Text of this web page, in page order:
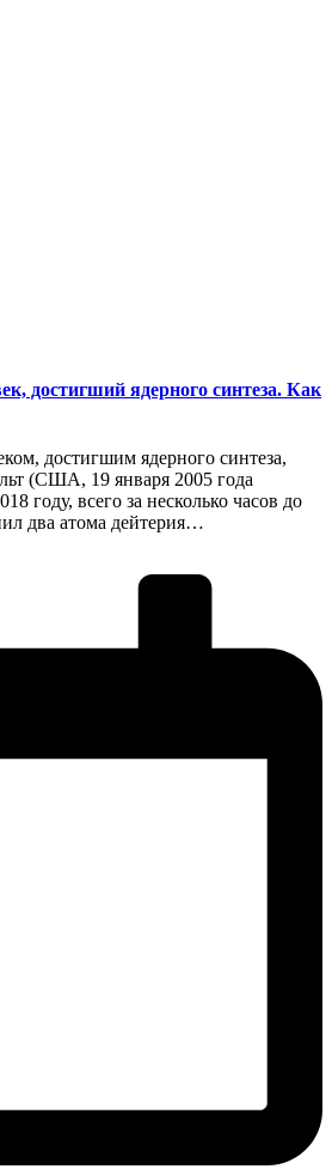
достигший ядерного синтеза. Как
достигшим ядерного синтеза,
(США, 19 января 2005 года
году, всего за несколько часов до
два атома дейтерия…